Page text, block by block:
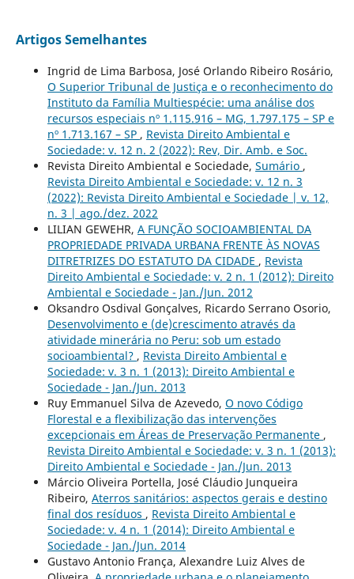
Artigos Semelhantes
Ingrid de Lima Barbosa, José Orlando Ribeiro Rosário,
O Superior Tribunal de Justiça e o reconhecimento do
Instituto da Família Multiespécie: uma análise dos
recursos especiais nº 1.115.916 – MG, 1.797.175 – SP e
nº 1.713.167 – SP , Revista Direito Ambiental e
Sociedade: v. 12 n. 2 (2022): Rev, Dir. Amb. e Soc.
Revista Direito Ambiental e Sociedade, Sumário ,
Revista Direito Ambiental e Sociedade: v. 12 n. 3
(2022): Revista Direito Ambiental e Sociedade | v. 12,
n. 3 | ago./dez. 2022
LILIAN GEWEHR, A FUNÇÃO SOCIOAMBIENTAL DA
PROPRIEDADE PRIVADA URBANA FRENTE ÀS NOVAS
DITRETRIZES DO ESTATUTO DA CIDADE , Revista
Direito Ambiental e Sociedade: v. 2 n. 1 (2012): Direito
Ambiental e Sociedade - Jan./Jun. 2012
Oksandro Osdival Gonçalves, Ricardo Serrano Osorio,
Desenvolvimento e (de)crescimento através da
atividade minerária no Peru: sob um estado
socioambiental? , Revista Direito Ambiental e
Sociedade: v. 3 n. 1 (2013): Direito Ambiental e
Sociedade - Jan./Jun. 2013
Ruy Emmanuel Silva de Azevedo, O novo Código
Florestal e a flexibilização das intervenções
excepcionais em Áreas de Preservação Permanente ,
Revista Direito Ambiental e Sociedade: v. 3 n. 1 (2013):
Direito Ambiental e Sociedade - Jan./Jun. 2013
Márcio Oliveira Portella, José Cláudio Junqueira
Ribeiro, Aterros sanitários: aspectos gerais e destino
final dos resíduos , Revista Direito Ambiental e
Sociedade: v. 4 n. 1 (2014): Direito Ambiental e
Sociedade - Jan./Jun. 2014
Gustavo Antonio França, Alexandre Luiz Alves de